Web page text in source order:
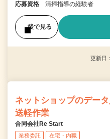
応募資格 清掃指導の経験者
後で見る
更新日
ネットショップのデー
送軽作業
合同会社Re Start
業務委託 在宅・内職